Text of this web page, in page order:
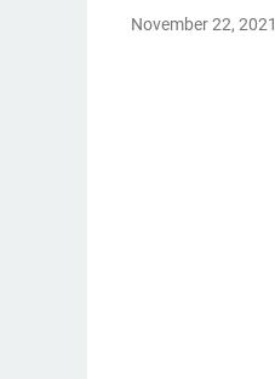
November 22, 2021